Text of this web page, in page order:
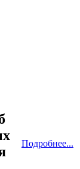
Подробнее...